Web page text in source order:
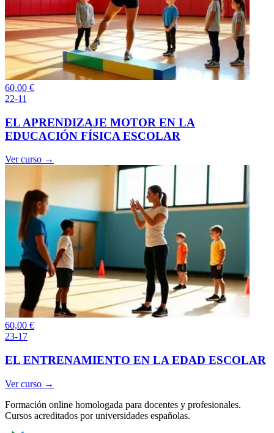
60,00 €
22-11
EL APRENDIZAJE MOTOR EN LA
EDUCACIÓN FÍSICA ESCOLAR
Ver curso →
60,00 €
23-17
EL ENTRENAMIENTO EN LA EDAD ESCOLAR
Ver curso →
Formación online homologada para docentes y profesionales.
Cursos acreditados por universidades españolas.